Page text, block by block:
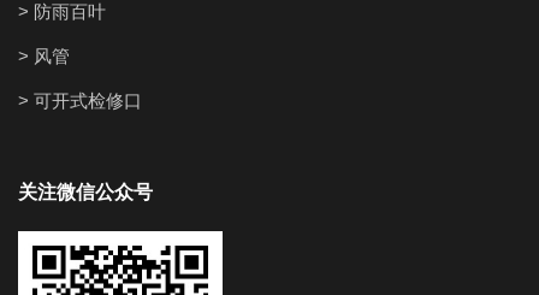
> 防雨百叶
> 风管
> 可开式检修口
关注微信公众号